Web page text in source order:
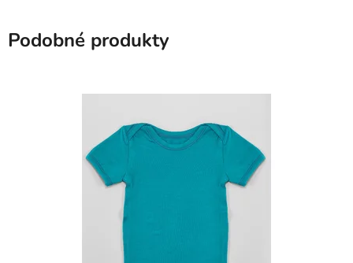
Podobné produkty